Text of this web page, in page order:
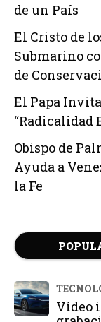
de un País
El Cristo de
Submarino
de
El Papa
“Radicalidad
Obispo de
Ayuda a
la Fe
Vídeo